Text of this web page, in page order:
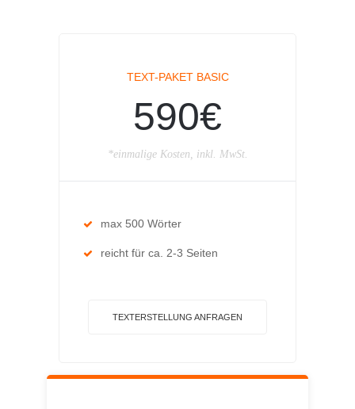
TEXT-PAKET BASIC
590€
*einmalige Kosten, inkl. MwSt.
max 500 Wörter
reicht für ca. 2-3 Seiten
TEXTERSTELLUNG ANFRAGEN